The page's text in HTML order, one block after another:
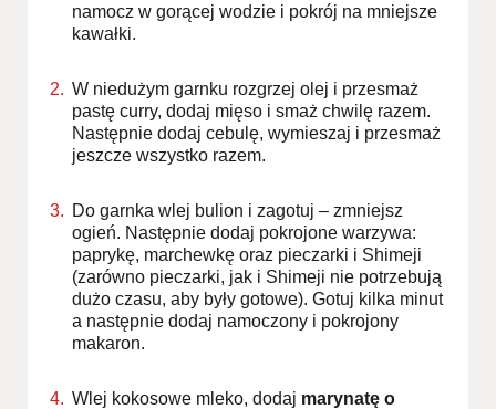
namocz w gorącej wodzie i pokrój na mniejsze
kawałki.
W niedużym garnku rozgrzej olej i przesmaż
pastę curry, dodaj mięso i smaż chwilę razem.
Następnie dodaj cebulę, wymieszaj i przesmaż
jeszcze wszystko razem.
Do garnka wlej bulion i zagotuj – zmniejsz
ogień. Następnie dodaj pokrojone warzywa:
paprykę, marchewkę oraz pieczarki i Shimeji
(zarówno pieczarki, jak i Shimeji nie potrzebują
dużo czasu, aby były gotowe). Gotuj kilka minut
a następnie dodaj namoczony i pokrojony
makaron.
Wlej kokosowe mleko, dodaj marynatę o